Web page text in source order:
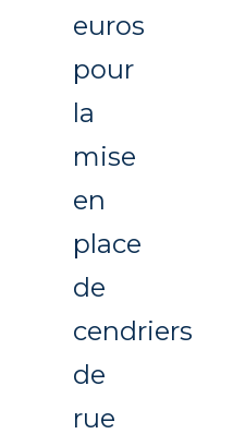
euros
pour
la
mise
en
place
de
cendriers
de
rue